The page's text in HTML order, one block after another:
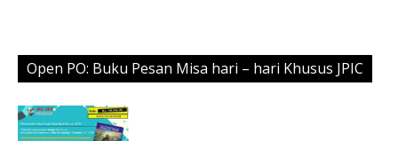
Open PO: Buku Pesan Misa hari – hari Khusus JPIC